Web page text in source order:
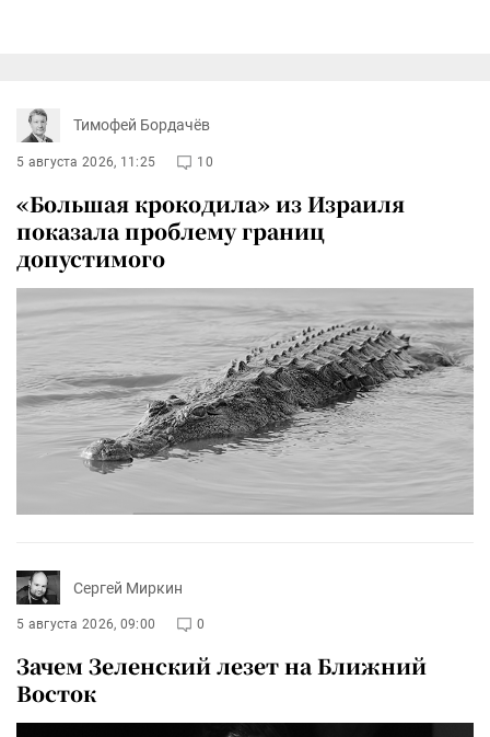
Тимофей Бордачёв
5 августа 2026, 11:25 10
«Большая крокодила» из Израиля
показала проблему границ
допустимого
Сергей Миркин
5 августа 2026, 09:00 0
Зачем Зеленский лезет на Ближний
Восток